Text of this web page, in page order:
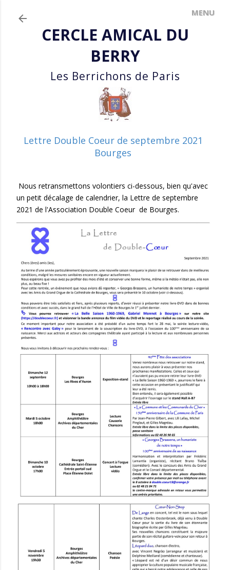
CERCLE AMICAL DU
BERRY
Les Berrichons de Paris
Lettre Double Coeur de septembre 2021
Bourges
Nous retransmettons volontiers ci-dessous, bien qu'avec
un petit décalage de calendrier, la Lettre de septembre
2021 de l'Association Double Coeur de Bourges.